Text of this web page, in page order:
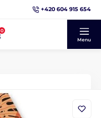
+420 604 915 654
0
Menu